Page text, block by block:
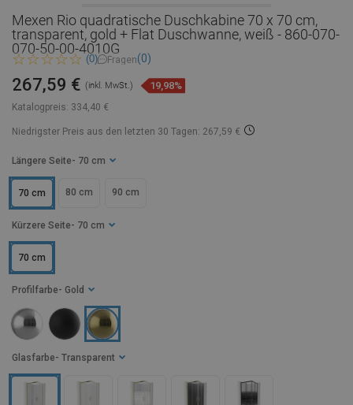
Mexen Rio quadratische Duschkabine 70 x 70 cm,
transparent, gold + Flat Duschwanne, weiß - 860-070-
070-50-00-4010G
(0) Fragen(0)
Katalogpreis: 334,40 €
267,59 € (inkl. MwSt.) 19,98%
Niedrigster Preis aus den letzten 30 Tagen: 267,59 €
Längere Seite - 70 cm
70 cm 80 cm 90 cm
Kürzere Seite - 70 cm
70 cm
Glasfarbe - Transparent
Profilfarbe - Gold